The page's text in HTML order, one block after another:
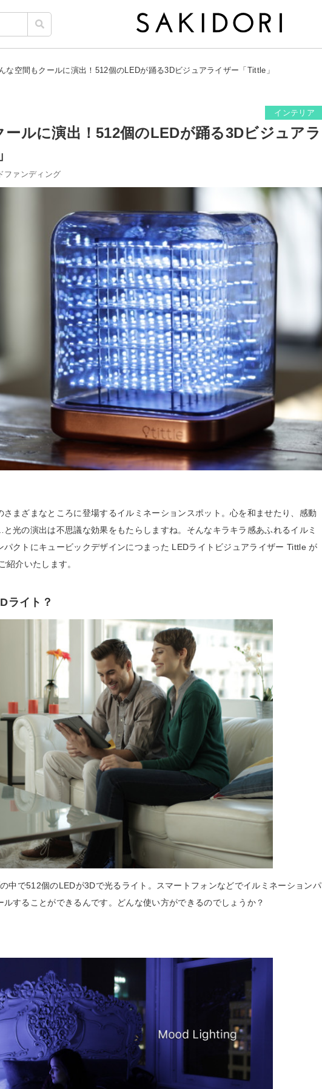
な空間もクールに演出！512個のLEDが踊る3Dビジュアライザー「Tittle」
インテリア
ールに演出！512個のLEDが踊る3Dビジュアラ
ファンディング
さまざまなところに登場するイルミネーションスポット。心を和ませたり、感動
光の演出は不思議な効果をもたらしますね。そんなキラキラ感あふれるイルミ
パクトにキュービックデザインにつまった LEDライトビジュアライザー Tittle が
紹介いたします。
ライト？
中で512個のLEDが3Dで光るライト。スマートフォンなどでイルミネーションパ
ルすることができるんです。どんな使い方ができるのでしょうか？